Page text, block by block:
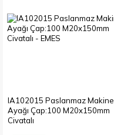
IA102015 Paslanmaz Makine
Ayağı Çap:100 M20x150mm
Civatalı